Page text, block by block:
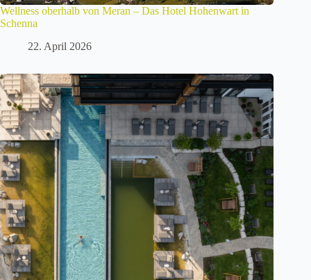
Wellness oberhalb von Meran – Das Hotel Hohenwart in
Schenna
22. April 2026